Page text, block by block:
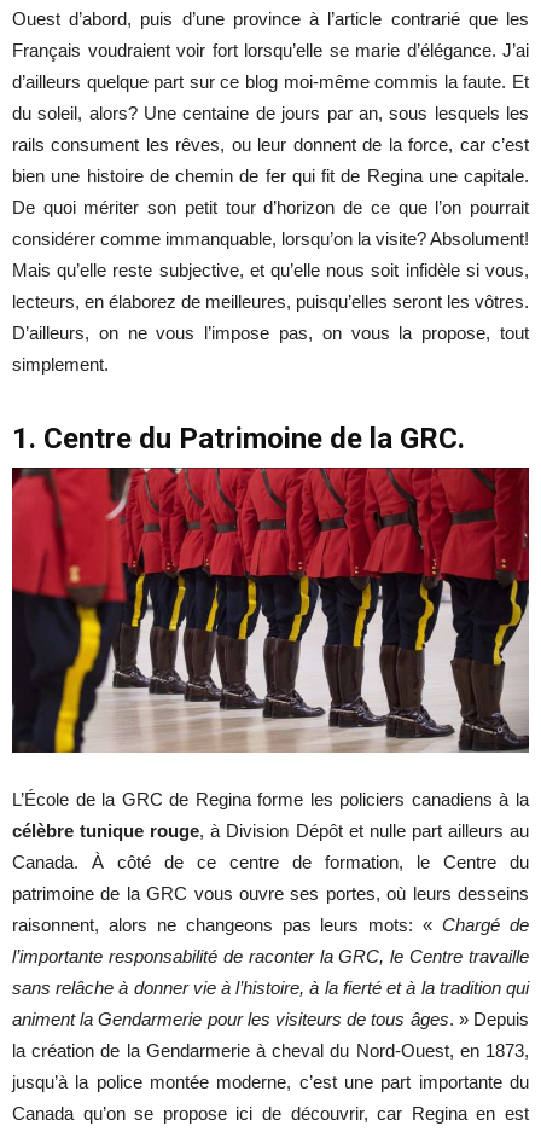
Ouest d’abord, puis d’une province à l’article contrarié que les
Français voudraient voir fort lorsqu’elle se marie d’élégance. J’ai
d’ailleurs quelque part sur ce blog moi-même commis la faute. Et
du soleil, alors? Une centaine de jours par an, sous lesquels les
rails consument les rêves, ou leur donnent de la force, car c’est
bien une histoire de chemin de fer qui fit de Regina une capitale.
De quoi mériter son petit tour d’horizon de ce que l’on pourrait
considérer comme immanquable, lorsqu’on la visite? Absolument!
Mais qu’elle reste subjective, et qu’elle nous soit infidèle si vous,
lecteurs, en élaborez de meilleures, puisqu’elles seront les vôtres.
D’ailleurs, on ne vous l’impose pas, on vous la propose, tout
simplement.
1. Centre du Patrimoine de la GRC.
L’École de la GRC de Regina forme les policiers canadiens à la
célèbre tunique rouge, à Division Dépôt et nulle part ailleurs au
Canada. À côté de ce centre de formation, le Centre du
patrimoine de la GRC vous ouvre ses portes, où leurs desseins
raisonnent, alors ne changeons pas leurs mots: «Chargé de
l’importante responsabilité de raconter la GRC, le Centre travaille
sans relâche à donner vie à l’histoire, à la fierté et à la tradition qui
animent la Gendarmerie pour les visiteurs de tous âges. » Depuis
la création de la Gendarmerie à cheval du Nord-Ouest, en 1873,
jusqu’à la police montée moderne, c’est une part importante du
Canada qu’on se propose ici de découvrir, car Regina en est